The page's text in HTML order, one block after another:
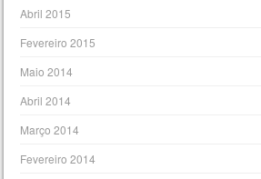
Abril 2015
Fevereiro 2015
Maio 2014
Abril 2014
Março 2014
Fevereiro 2014